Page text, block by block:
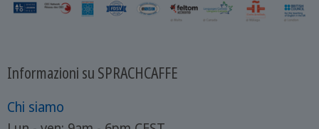
Informazioni su SPRACHCAFFE
Chi siamo